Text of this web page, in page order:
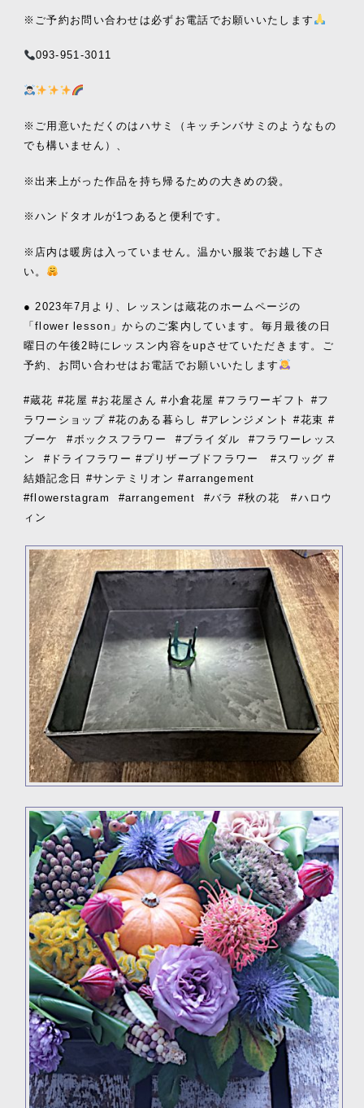
※ご予約お問い合わせは必ずお電話でお願いいたします
093-951-3011
※ご用意いただくのはハサミ（キッチンバサミのようなもの
でも構いません）、
※出来上がった作品を持ち帰るための大きめの袋。
※ハンドタオルが1つあると便利です。
※店内は暖房は入っていません。温かい服装でお越し下さ
い。
● 2023年7月より、レッスンは蔵花のホームページの
「flower lesson」からのご案内しています。毎月最後の日
曜日の午後2時にレッスン内容をupさせていただきます。ご
予約、お問い合わせはお電話でお願いいたします
#蔵花 #花屋 #お花屋さん #小倉花屋 #フラワーギフト #フ
ラワーショップ #花のある暮らし #アレンジメント #花束 #
ブーケ
#ボックスフラワー #ブライダル
#フラワーレッス
ン
#ドライフラワー #プリザーブドフラワー #スワッグ #
結婚記念日 #サンテミリオン #arrangement
#flowerstagram
#arrangement
#バラ #秋の花 #ハロウ
ィン